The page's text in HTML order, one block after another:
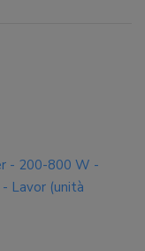
- 200-800 W -
Lavor (unità